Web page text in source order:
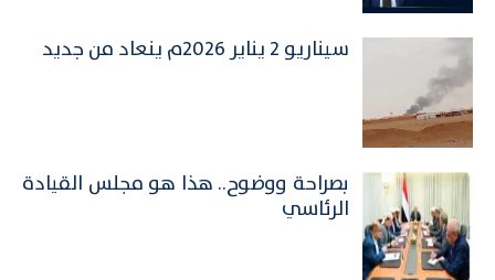
سيناريو 2 يناير 2026م ينعاد من جديد
بصراحة ووضوح.. هذا هو مجلس القيادة
الرئاسي